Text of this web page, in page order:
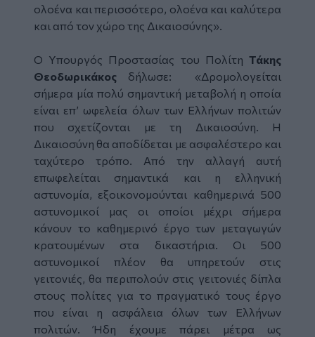
ολοένα και περισσότερο, ολοένα και καλύτερα
και από τον χώρο της Δικαιοσύνης».
Ο Υπουργός Προστασίας του Πολίτη Τάκης
Θεοδωρικάκος δήλωσε: «Δρομολογείται
σήμερα μία πολύ σημαντική μεταβολή η οποία
είναι επ’ ωφελεία όλων των Ελλήνων πολιτών
που σχετίζονται με τη Δικαιοσύνη. Η
Δικαιοσύνη θα αποδίδεται με ασφαλέστερο και
ταχύτερο τρόπο. Από την αλλαγή αυτή
επωφελείται σημαντικά και η ελληνική
αστυνομία, εξοικονομούνται καθημερινά 500
αστυνομικοί μας οι οποίοι μέχρι σήμερα
κάνουν το καθημερινό έργο των μεταγωγών
κρατουμένων στα δικαστήρια. Οι 500
αστυνομικοί πλέον θα υπηρετούν στις
γειτονιές, θα περιπολούν στις γειτονιές δίπλα
στους πολίτες για το πραγματικό τους έργο
που είναι η ασφάλεια όλων των Ελλήνων
πολιτών. Ήδη έχουμε πάρει μέτρα ως